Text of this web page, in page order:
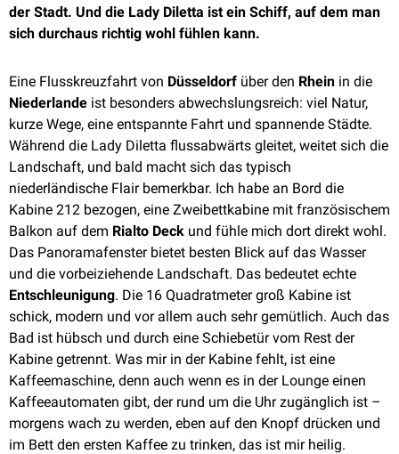
der Stadt. Und die Lady Diletta ist ein Schiff, auf dem man
sich durchaus richtig wohl fühlen kann.
Eine Flusskreuzfahrt von Düsseldorf über den Rhein in die
Niederlande ist besonders abwechslungsreich: viel Natur,
kurze Wege, eine entspannte Fahrt und spannende Städte.
Während die Lady Diletta flussabwärts gleitet, weitet sich die
Landschaft, und bald macht sich das typisch
niederländische Flair bemerkbar. Ich habe an Bord die
Kabine 212 bezogen, eine Zweibettkabine mit französischem
Balkon auf dem Rialto Deck und fühle mich dort direkt wohl.
Das Panoramafenster bietet besten Blick auf das Wasser
und die vorbeiziehende Landschaft. Das bedeutet echte
Entschleunigung. Die 16 Quadratmeter groß Kabine ist
schick, modern und vor allem auch sehr gemütlich. Auch das
Bad ist hübsch und durch eine Schiebetür vom Rest der
Kabine getrennt. Was mir in der Kabine fehlt, ist eine
Kaffeemaschine, denn auch wenn es in der Lounge einen
Kaffeeautomaten gibt, der rund um die Uhr zugänglich ist –
morgens wach zu werden, eben auf den Knopf drücken und
im Bett den ersten Kaffee zu trinken, das ist mir heilig.